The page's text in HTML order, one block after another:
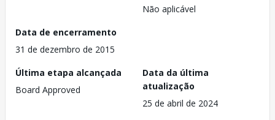
Não aplicável
Data de encerramento
31 de dezembro de 2015
Última etapa alcançada
Board Approved
Data da última
atualização
25 de abril de 2024